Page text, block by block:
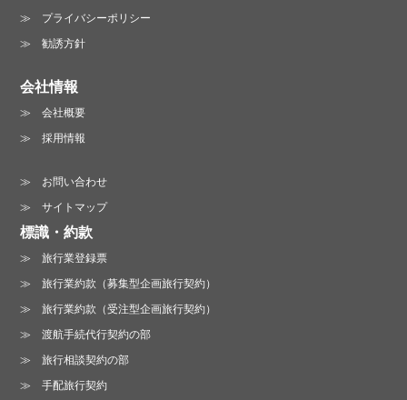
プライバシーポリシー
勧誘方針
会社情報
会社概要
採用情報
お問い合わせ
サイトマップ
標識・約款
旅行業登録票
旅行業約款（募集型企画旅行契約）
旅行業約款（受注型企画旅行契約）
渡航手続代行契約の部
旅行相談契約の部
手配旅行契約